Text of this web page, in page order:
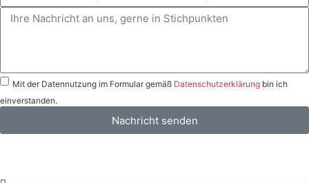
Mit der Datennutzung im Formular gemäß Datenschutzerklärung bin ich
einverstanden.
Nachricht senden